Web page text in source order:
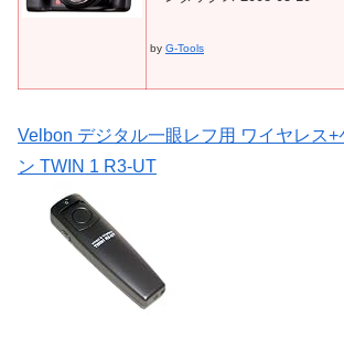
by G-Tools
Velbon デジタル一眼レフ用 ワイヤレス+
ン TWIN 1 R3-UT